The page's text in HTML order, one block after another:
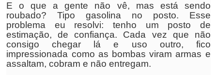
E o que a gente não vê, mas está sendo
roubado? Tipo gasolina no posto. Esse
problema eu resolvi: tenho um posto de
estimação, de confiança. Cada vez que não
consigo chegar lá e uso outro, fico
impressionada como as bombas viram armas e
assaltam, cobram e não entregam.